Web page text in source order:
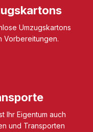
Umzugskartons
Vorbereitungen.
Ihr Eigentum auch
und Transporten